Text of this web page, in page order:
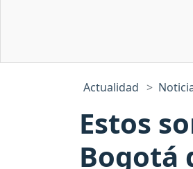
Actualidad
Estos
Bogotá